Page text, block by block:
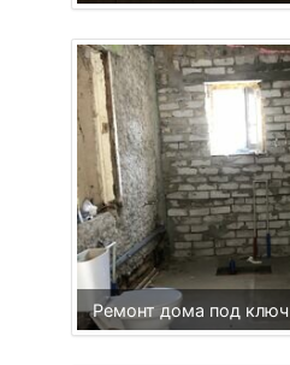
Ремонт дома под ключ